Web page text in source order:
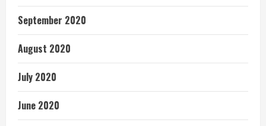
September 2020
August 2020
July 2020
June 2020